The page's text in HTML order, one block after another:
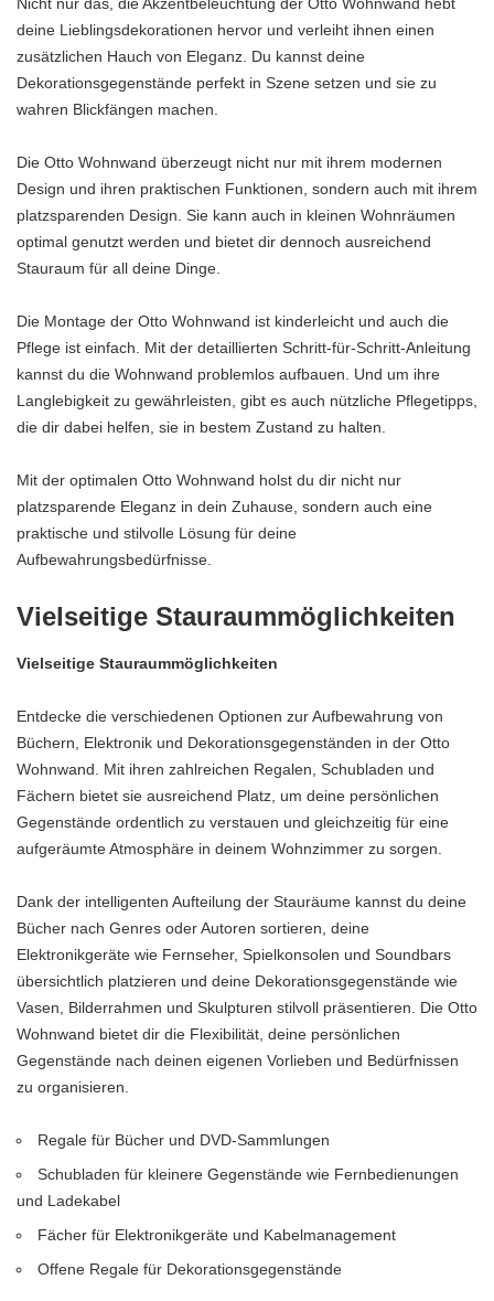
deine Lieblingsdekorationen hervor und verleiht ihnen einen
zusätzlichen Hauch von Eleganz. Du kannst deine
Dekorationsgegenstände perfekt in Szene setzen und sie zu
wahren Blickfängen machen.
Die Otto Wohnwand überzeugt nicht nur mit ihrem modernen
Design und ihren praktischen Funktionen, sondern auch mit ihrem
platzsparenden Design. Sie kann auch in kleinen Wohnräumen
optimal genutzt werden und bietet dir dennoch ausreichend
Stauraum für all deine Dinge.
Die Montage der Otto Wohnwand ist kinderleicht und auch die
Pflege ist einfach. Mit der detaillierten Schritt-für-Schritt-Anleitung
kannst du die Wohnwand problemlos aufbauen. Und um ihre
Langlebigkeit zu gewährleisten, gibt es auch nützliche Pflegetipps,
die dir dabei helfen, sie in bestem Zustand zu halten.
Mit der optimalen Otto Wohnwand holst du dir nicht nur
platzsparende Eleganz in dein Zuhause, sondern auch eine
praktische und stilvolle Lösung für deine
Aufbewahrungsbedürfnisse.
Vielseitige Stauraummöglichkeiten
Vielseitige Stauraummöglichkeiten
Entdecke die verschiedenen Optionen zur Aufbewahrung von
Büchern, Elektronik und Dekorationsgegenständen in der Otto
Wohnwand. Mit ihren zahlreichen Regalen, Schubladen und
Fächern bietet sie ausreichend Platz, um deine persönlichen
Gegenstände ordentlich zu verstauen und gleichzeitig für eine
aufgeräumte Atmosphäre in deinem Wohnzimmer zu sorgen.
Dank der intelligenten Aufteilung der Stauräume kannst du deine
Bücher nach Genres oder Autoren sortieren, deine
Elektronikgeräte wie Fernseher, Spielkonsolen und Soundbars
übersichtlich platzieren und deine Dekorationsgegenstände wie
Vasen, Bilderrahmen und Skulpturen stilvoll präsentieren. Die Otto
Wohnwand bietet dir die Flexibilität, deine persönlichen
Gegenstände nach deinen eigenen Vorlieben und Bedürfnissen
zu organisieren.
Regale für Bücher und DVD-Sammlungen
Schubladen für kleinere Gegenstände wie Fernbedienungen
und Ladekabel
Fächer für Elektronikgeräte und Kabelmanagement
Offene Regale für Dekorationsgegenstände